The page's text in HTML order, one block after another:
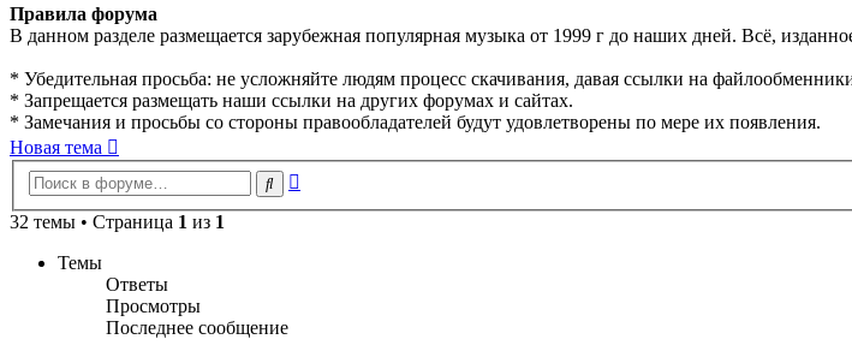
Правила форума
В данном разделе размещается зарубежная популярная музыка от 1999 г до наших дней. Всё,
* Убедительная просьба: не усложняйте людям процесс скачивания, давая ссылки на
* Запрещается размещать наши ссылки на других форумах и сайтах.
* Замечания и просьбы со стороны правообладателей будут удовлетворены по мере их появления.
Новая тема
Поиск
32 темы • Страница 1 из 1
Темы
Ответы
Просмотры
Последнее сообщение